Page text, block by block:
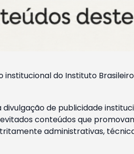
institucional do Instituto
de publicidade
conteúdos que
administrativas,